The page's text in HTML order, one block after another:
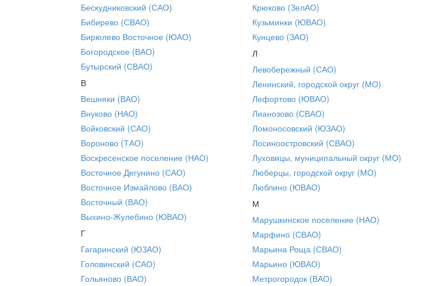
Бескудниковский (САО)
Бибирево (СВАО)
Бирюлево Восточное (ЮАО)
Богородское (ВАО)
Бутырский (СВАО)
В
Вешняки (ВАО)
Внуково (НАО)
Войковский (САО)
Вороново (ТАО)
Воскресенское поселение (НАО)
Восточное Дегунино (САО)
Восточное Измайлово (ВАО)
Восточный (ВАО)
Выхино-Жулебино (ЮВАО)
Г
Гагаринский (ЮЗАО)
Головинский (САО)
Гольяново (ВАО)
Крюково (ЗелАО)
Кузьминки (ЮВАО)
Кунцево (ЗАО)
Л
Левобережный (САО)
Ленинский, городской округ (МО)
Лефортово (ЮВАО)
Лианозово (СВАО)
Ломоносовский (ЮЗАО)
Лосиноостровский (СВАО)
Луховицы, муниципальный округ (МО)
Люберцы, городской округ (МО)
Люблино (ЮВАО)
М
Марушкинское поселение (НАО)
Марфино (СВАО)
Марьина Роща (СВАО)
Марьино (ЮВАО)
Метрогородок (ВАО)